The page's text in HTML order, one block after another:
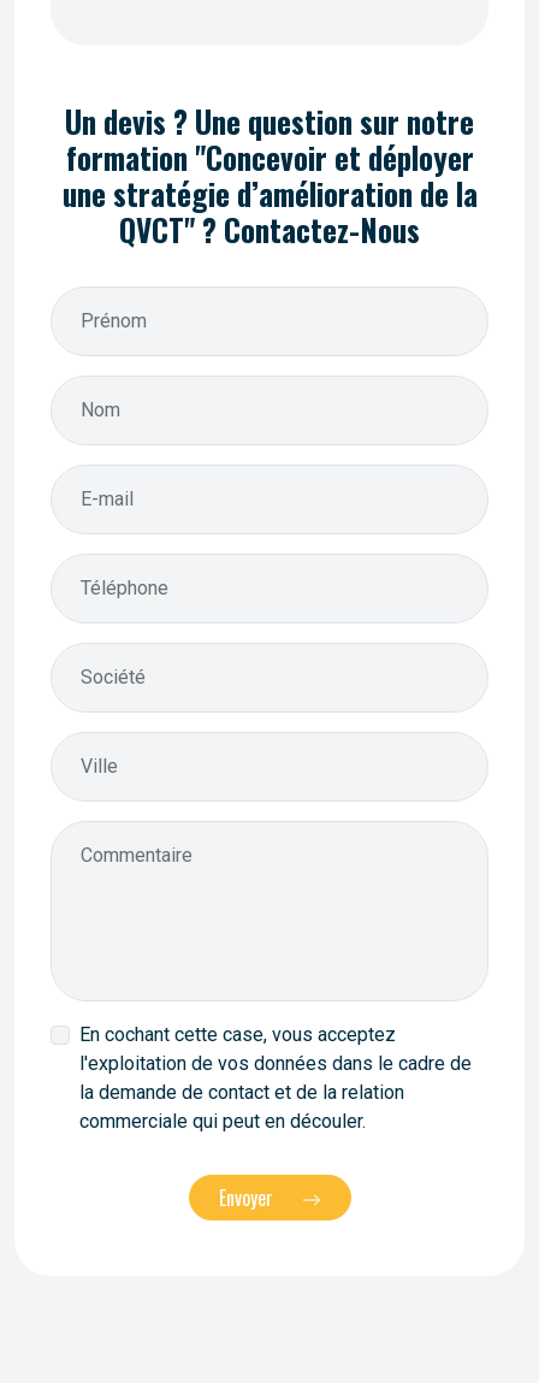
Un devis ? Une question sur notre
formation "Concevoir et déployer
une stratégie d’amélioration de la
QVCT" ? Contactez-Nous
Prénom
Nom
E-mail
Téléphone
Société
Ville
Commentaire
En cochant cette case, vous acceptez
l'exploitation de vos données dans le cadre de
la demande de contact et de la relation
commerciale qui peut en découler.
Envoyer